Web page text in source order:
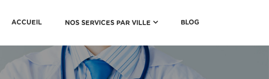
ACCUEIL NOS SERVICES PAR VILLE (CURRENT)
BLOG